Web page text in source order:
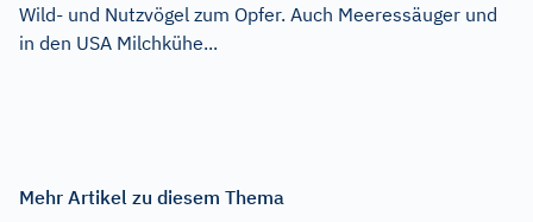
Wild- und Nutzvögel zum Opfer. Auch Meeressäuger und
in den USA Milchkühe...
Mehr Artikel zu diesem Thema